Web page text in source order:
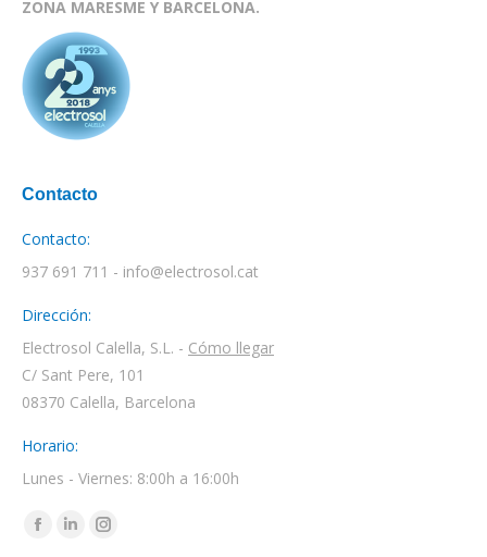
ZONA MARESME Y BARCELONA.
Contacto
Contacto:
937 691 711 - info@electrosol.cat
Dirección:
Electrosol Calella, S.L. - Cómo llegar
C/ Sant Pere, 101
08370 Calella, Barcelona
Horario:
Lunes - Viernes: 8:00h a 16:00h
Encuéntranos en:
Facebook
LinkedinInstagram